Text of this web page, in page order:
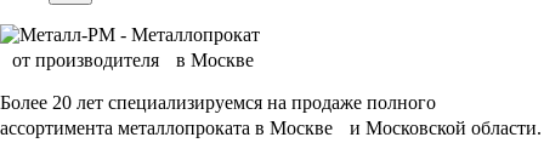
Более 20 лет специализируемся на продаже полного
ассортимента металлопроката в Москве и Московской области.